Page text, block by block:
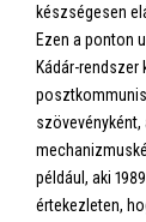
készségesen
Ezen a ponton
Kádár-
például, aki
értekezleten,